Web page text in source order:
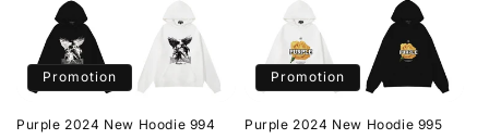
Promotion
Purple 2024 New Hoodie 994
Promotion
Purple 2024 New Hoodie 995